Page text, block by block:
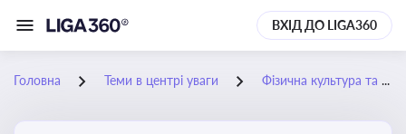
ВХІД ДО LIGA360
Головна Теми в центрі уваги Фізична культура та спорт